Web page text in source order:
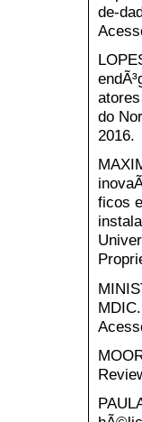
de-
do
2016.
ficos